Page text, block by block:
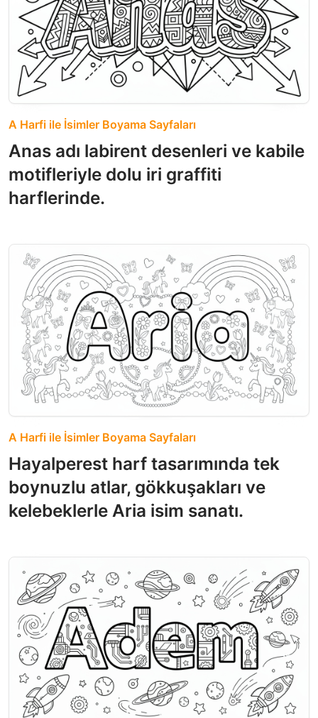
A Harfi ile İsimler Boyama Sayfaları
Anas adı labirent desenleri ve kabile
motifleriyle dolu iri graffiti
harflerinde.
A Harfi ile İsimler Boyama Sayfaları
Hayalperest harf tasarımında tek
boynuzlu atlar, gökkuşakları ve
kelebeklerle Aria isim sanatı.